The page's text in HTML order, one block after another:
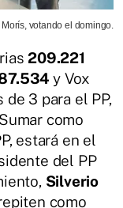
votando el domingo.
209.221
y Vox
3 para el PP,
como
estará en el
del PP
Silverio
como